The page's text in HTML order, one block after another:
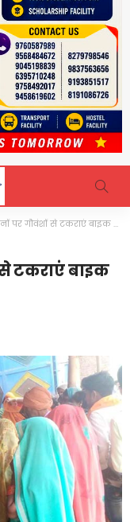
से टकराएं बाइक सवार, एक की मौत, दो घायल
टकराएं बाइक